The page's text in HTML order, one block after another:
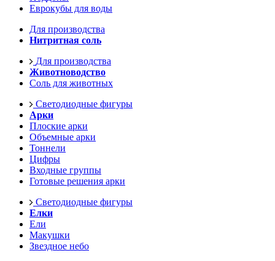
Еврокубы для воды
Для производства
Нитритная соль
Для производства
Животноводство
Соль для животных
Светодиодные фигуры
Арки
Плоские арки
Объемные арки
Тоннели
Цифры
Входные группы
Готовые решения арки
Светодиодные фигуры
Елки
Ели
Макушки
Звездное небо